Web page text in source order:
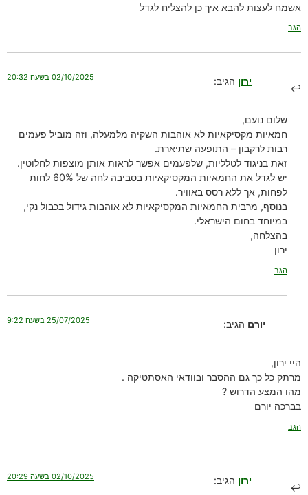
אשמח לעצות להבא איך כן להצליח לגדל
הגב
ירון הגיב: 02/10/2025 בשעה 20:32
שלום נועם,
חמאיות מקסיקאיות לא אוהבות השקיה מלמעלה, וזה מוביל פעמים
רבות לרקבון – התופעה שתיארת.
זאת בניגוד לטלליות, שלפעמים אפשר לראות אותן מוצפות לחלוטין.
יש לגדל את החמאיות המקסיקאיות בסביבה לחה של 60% לחות
לפחות, אך ללא רסס באוויר.
בנוסף, מרבית החמאיות המקסיקאיות לא אוהבות גידול בכבול נקי,
במיוחד בחום הישראלי.
בהצלחה,
ירון
הגב
יורם הגיב: 25/07/2025 בשעה 9:22
היי ירון,
מרתק כל כך גם ההסבר ובוודאי האסתטיקה .
מהו המצע הדרוש ?
בברכה יורם
הגב
ירון הגיב: 02/10/2025 בשעה 20:29